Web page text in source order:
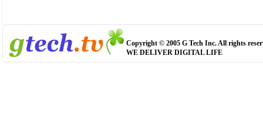
Copyright © 2005 G Tech Inc. All rights
WE DELIVER DIGITAL LIFE